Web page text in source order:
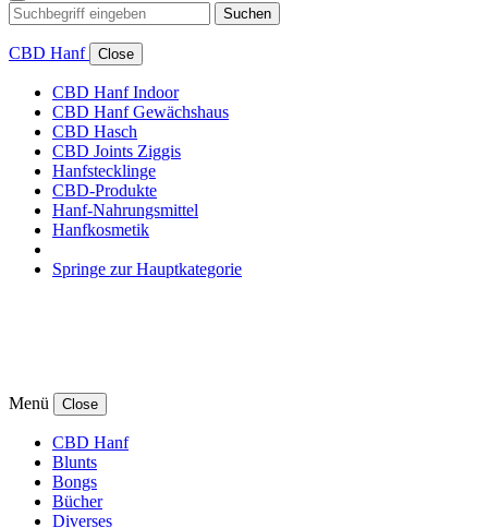
Suchen
CBD Hanf Close
CBD Hanf Indoor
CBD Hanf Gewächshaus
CBD Hasch
CBD Joints Ziggis
Hanfstecklinge
CBD-Produkte
Hanf-Nahrungsmittel
Hanfkosmetik
Springe zur Hauptkategorie
Menü Close
CBD Hanf
Blunts
Bongs
Bücher
Diverses